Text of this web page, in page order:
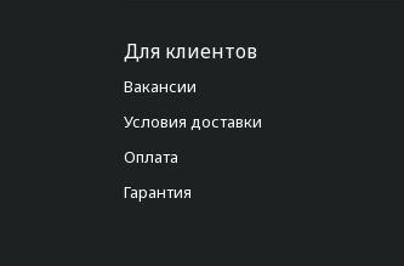
Для клиентов
Вакансии
Условия доставки
Оплата
Гарантия